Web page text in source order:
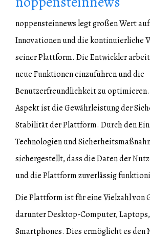
noppensteinnews legt großen Wert
Innovationen und die kontinuierliche
seiner Plattform. Die Entwickler
neue Funktionen einzuführen und die
Benutzerfreundlichkeit zu
Aspekt ist die Gewährleistung der
Stabilität der Plattform. Durch den
Technologien und
sichergestellt, dass die Daten der
und die Plattform zuverlässig
Die Plattform ist für eine Vielzahl von
darunter Desktop-Computer,
Smartphones. Dies ermöglicht es den